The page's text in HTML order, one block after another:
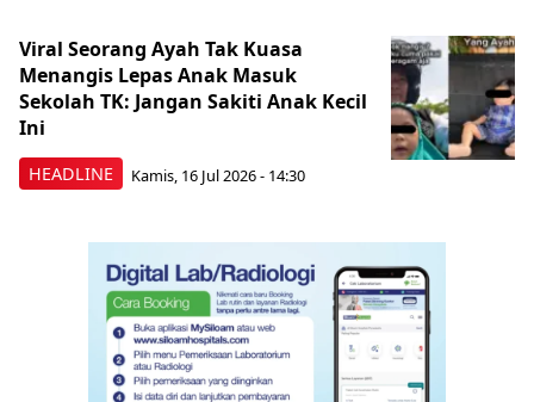
HEADLINE
Viral Seorang Ayah Tak Kuasa
Menangis Lepas Anak Masuk
Sekolah TK: Jangan Sakiti Anak Kecil
Ini
Kamis, 16 Jul 2026 - 14:30